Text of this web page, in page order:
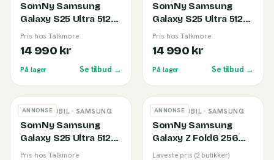
SomNy Samsung
Galaxy S25 Ultra 512
GB Titanium Grey (C)
Pris hos Talkmore
14 990 kr
På lager Se tilbud →
SomNy Samsung
Galaxy S25 Ultra 512
GB Titanium
Silverblue (C)
Pris hos Talkmore
14 990 kr
På lager Se tilbud →
ANNONSE
BRUKT MOBIL· SAMSUNG
SomNy Samsung
Galaxy S25 Ultra 512
GB Titanium White (C)
Pris hos Talkmore
ANNONSE
BRUKT MOBIL· SAMSUNG
SomNy Samsung
Galaxy Z Fold6 256
GB Silver (B)
Laveste pris (2 butikker)